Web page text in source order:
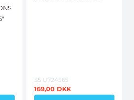
S5 U724565
169,00 DKK